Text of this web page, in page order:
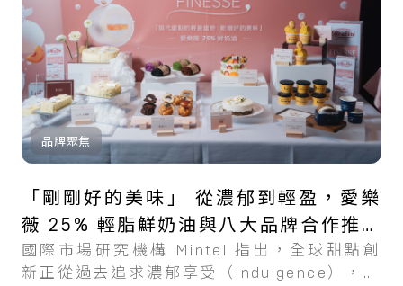
品牌聚焦
「剛剛好的美味」 從濃郁到輕盈，愛樂
薇 25% 輕脂鮮奶油與八大品牌合作推出
全新口感甜點
國際市場研究機構 Mintel 指出，全球甜點創
新正從過去追求濃郁享受（indulgence），轉